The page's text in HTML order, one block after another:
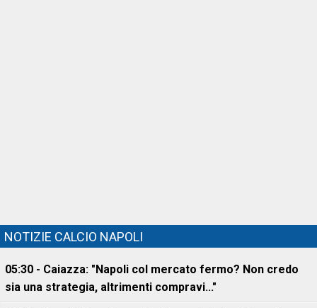
NOTIZIE CALCIO NAPOLI
05:30 - Caiazza: "Napoli col mercato fermo? Non credo
sia una strategia, altrimenti compravi..."